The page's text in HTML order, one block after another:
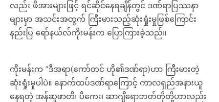
လည်း ဖိအားများဖြင့် ရင်ဆိုင်နေရချိန်တွင် ဒဏ်ရာပြဿနာ
များမှာ အသင်းအတွက် ကြီးမားသည့်ဆုံးရှုံးမှုဖြစ်ကြောင်း
နည်းပြ ရော်နယ်လ်ကိုးမန်းက ပြောကြားခဲ့သည်။
ကိုးမန်းက ”ဒီအရာ(ကော်တင် ဟို၏ဒဏ်ရာ)ဟာ ကြီးမားတဲ့
ဆုံးရှုံးမှုပါပဲ။ နောက်ထပ်ဒဏ်ရာကြောင့် ကာလရှည်အနားယူ
နေရတဲ့ အန်ဆူဖာတီ၊ ပီကေး၊ ဆာဂျီရောဘတ်တိုတို့ဟာလည်း